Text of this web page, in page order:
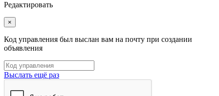
Редактировать
×
Код управления был выслан вам на почту при создании
объявления
Выслать ещё раз